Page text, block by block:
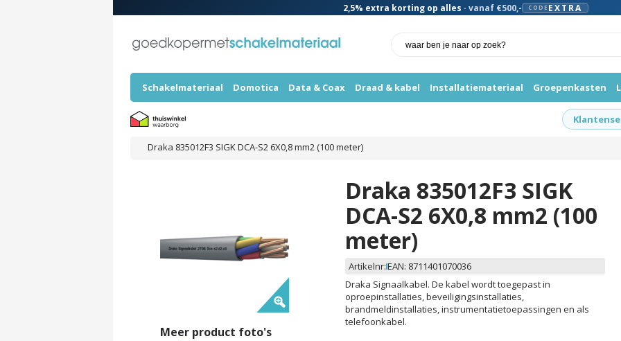
2,5% extra korting op alles · vanaf €500,- CODE EXTRA
Schakelmateriaal Domotica Data & Coax Draad & kabel Installatiemateriaal Groepenkasten
Draka 835012F3 SIGK DCA-S2 6X0,8 mm2 (100 meter)
Draka 835012F3 SIGK
DCA-S2 6X0,8 mm2 (100
meter)
Artikelnr:EAN: 8711401070036
Draka Signaalkabel. De kabel wordt toegepast in
oproepinstallaties, beveiligingsinstallaties,
brandmeldinstallaties, instrumentatietoepassingen en als
telefoonkabel.
Meer product foto's